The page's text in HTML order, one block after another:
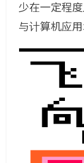
少在一定程
与计算机应